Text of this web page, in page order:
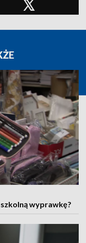
wyprawkę?